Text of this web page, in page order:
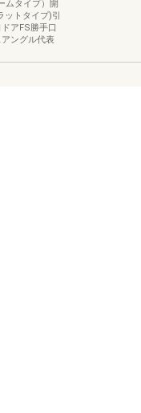
ムタイプ）開
ットタイプ)引
アFS勝手口
ングル代表